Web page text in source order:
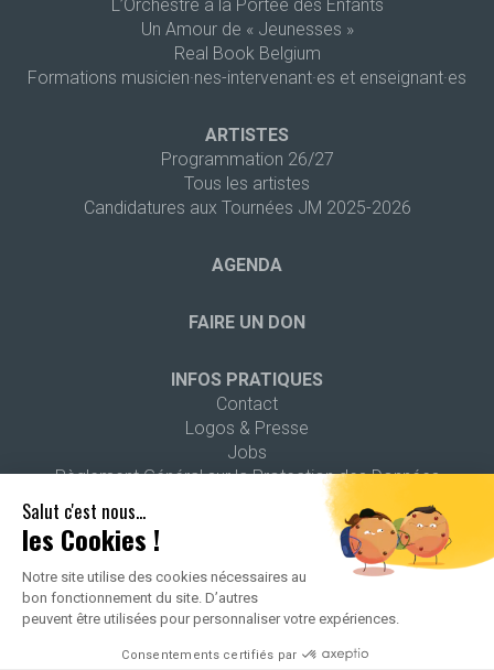
Salut c'est nous...
les Cookies !
Notre site utilise des cookies nécessaires au
bon fonctionnement du site. D’autres
peuvent être utilisées pour personnaliser votre expériences.
Consentements certifiés par
L’Orchestre à la Portée des Enfants
Un Amour de « Jeunesses »
Real Book Belgium
Formations musicien·nes-intervenant·es et enseignant·es
ARTISTES
Programmation 26/27
Tous les artistes
Candidatures aux Tournées JM 2025-2026
AGENDA
FAIRE UN DON
INFOS PRATIQUES
Contact
Logos & Presse
Jobs
Règlement Général sur la Protection des Données
2026 ALL RIGHTS RESERVED -POLITIQUE DE CONFIDENTIALITÉ
MENTIONS LÉGALES